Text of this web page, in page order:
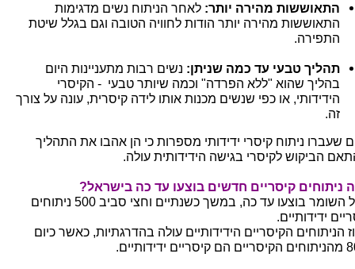
התאוששות מהירה יותר: לאחר הניתוח נשים מדגימות
התאוששות מהירה יותר הודות לחוויה הטובה וגם בגלל שיטת
התפירה.
תהליך טבעי עד כמה שניתן: נשים רבות מתעניינות היום
בהליך שהוא "ללא הפרדה" וכמה שיותר טבעי - הקיסרי
הידידותי, או כפי שנשים מכנות אותו לידה קיסרית, עונה על צורך
זה.
שעברו ניתוח קיסרי ידידותי מספרות כי הן אהבו את התהליך
הביקוש לקיסרי בגישה הידידותית עולה.
ניתוחים קיסריים חדשים בוצעו עד כה בישראל?
בתל השומר בוצעו עד כה, במשך כשנתיים וחצי סביב 500 ניתוחים
ידידותיים.
הניתוחים הקיסריים הידידותיים עולה בהדרגתיות, כאשר כיום
ידידותיים.